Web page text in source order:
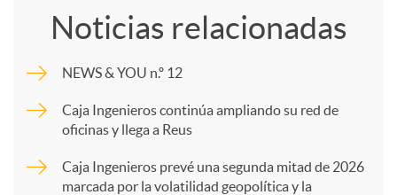
p
a
Noticias relacionadas
NEWS & YOU n.º 12
Caja Ingenieros continúa ampliando su red de
oficinas y llega a Reus
Caja Ingenieros prevé una segunda mitad de 2026
marcada por la volatilidad geopolítica y la